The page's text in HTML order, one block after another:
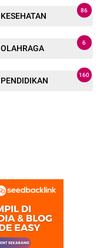
KESEHATAN
86
OLAHRAGA
6
PENDIDIKAN
160